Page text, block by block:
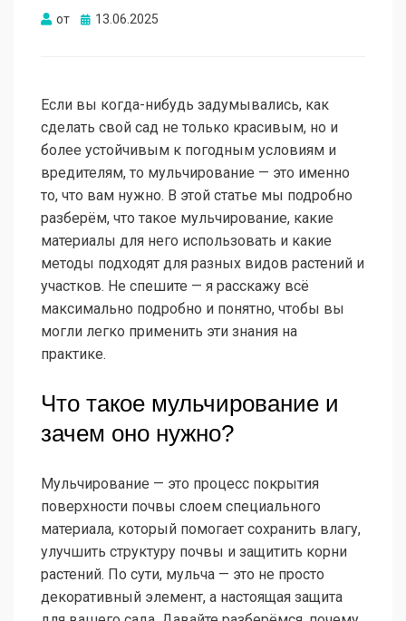
от Опубликовано
13.06.2025
Если вы когда-нибудь задумывались, как
сделать свой сад не только красивым, но и
более устойчивым к погодным условиям и
вредителям, то мульчирование — это именно
то, что вам нужно. В этой статье мы подробно
разберём, что такое мульчирование, какие
материалы для него использовать и какие
методы подходят для разных видов растений и
участков. Не спешите — я расскажу всё
максимально подробно и понятно, чтобы вы
могли легко применить эти знания на
практике.
Что такое мульчирование и
зачем оно нужно?
Мульчирование — это процесс покрытия
поверхности почвы слоем специального
материала, который помогает сохранить влагу,
улучшить структуру почвы и защитить корни
растений. По сути, мульча — это не просто
декоративный элемент, а настоящая защита